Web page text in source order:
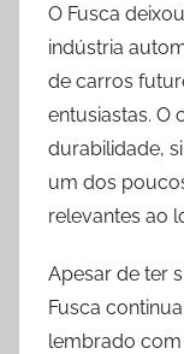
O Fusca
indústria
de carros
entusiastas. O
durabilidade,
um dos
relevantes ao
Apesar de ter
Fusca
lembrado